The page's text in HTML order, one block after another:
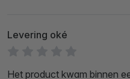
Levering oké
Het product kwam binnen